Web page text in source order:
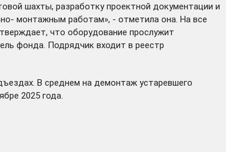
шахты, разработку проектной документации и
монтажным работам», - отметила она. На все
что оборудование прослужит
фонда. Подрядчик входит в реестр
В среднем на демонтаж устаревшего
2025 года.